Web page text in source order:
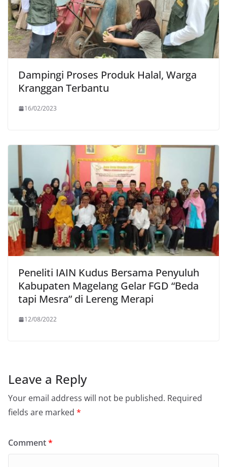
Dampingi Proses Produk Halal, Warga
Kranggan Terbantu
16/02/2023
Peneliti IAIN Kudus Bersama Penyuluh
Kabupaten Magelang Gelar FGD “Beda
tapi Mesra” di Lereng Merapi
12/08/2022
Leave a Reply
Your email address will not be published. Required
fields are marked *
Comment*